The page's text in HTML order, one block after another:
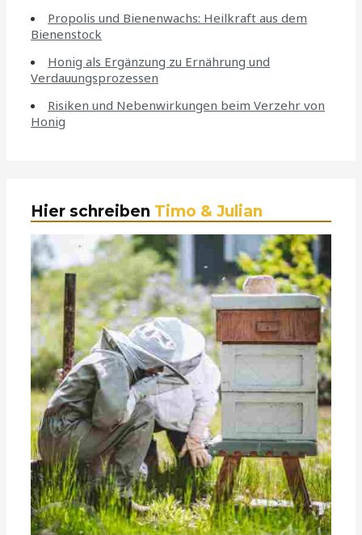
Propolis und Bienenwachs: Heilkraft aus dem
Bienenstock
Honig als Ergänzung zu Ernährung und
Verdauungsprozessen
Risiken und Nebenwirkungen beim Verzehr von
Honig
Hier schreiben Timo & Julian